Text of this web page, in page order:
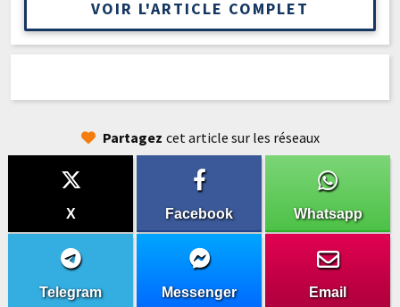
VOIR L'ARTICLE COMPLET
Partagez cet article sur les réseaux
X Facebook Whatsapp
Telegram Messenger Email